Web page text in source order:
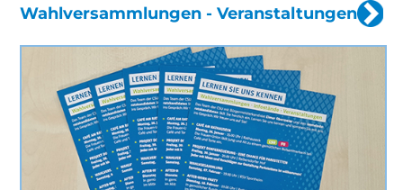
Wahlversammlungen - Veranstaltungen